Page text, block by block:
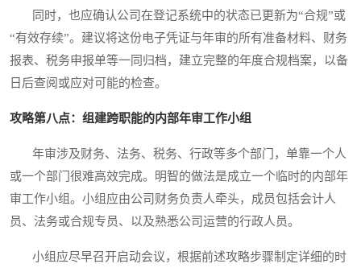
同时，也应确认公司在登记系统中的状态已更新为“合规”或
“有效存续”。建议将这份电子凭证与年审的所有准备材料、财务
报表、税务申报单等一同归档，建立完整的年度合规档案，以备
日后查阅或应对可能的检查。
攻略第八点：组建跨职能的内部年审工作小组
年审涉及财务、法务、税务、行政等多个部门，单靠一个人
或一个部门很难高效完成。明智的做法是成立一个临时的内部年
审工作小组。小组应由公司财务负责人牵头，成员包括会计人
员、法务或合规专员、以及熟悉公司运营的行政人员。
小组应尽早召开启动会议，根据前述攻略步骤制定详细的时